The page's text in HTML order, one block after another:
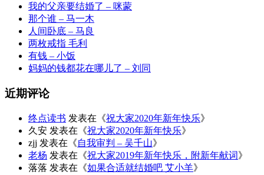
我的父亲要结婚了 – 咪蒙
那个谁 – 马一木
人间卧底 – 马良
两枚戒指 毛利
有钱 – 小饭
妈妈的钱都花在哪儿了 – 刘同
近期评论
终点读书 发表在《祝大家2020年新年快乐》
久安 发表在《祝大家2020年新年快乐》
zjj 发表在《自我审判 – 吴千山》
老杨 发表在《祝大家2019年新年快乐，附新年献词》
落落 发表在《如果合适就结婚吧 艾小羊》